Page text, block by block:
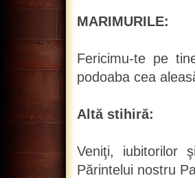
MARIMURILE:
Fericimu-te pe
podoaba cea
Altă stihiră:
Veniţi, iubitorilor
Părintelui nostru